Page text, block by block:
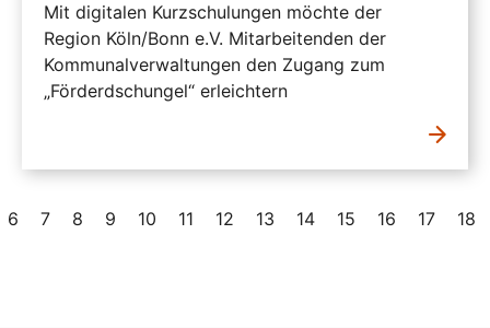
Mit digitalen Kurzschulungen möchte der
Region Köln/Bonn e.V. Mitarbeitenden der
Kommunalverwaltungen den Zugang zum
„Förderdschungel“ erleichtern
6 7 8 9 10 11 12 13 14 15 16 17 18